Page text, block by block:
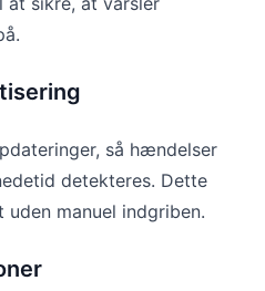
så hændelser
detekteres. Dette
manuel indgriben.